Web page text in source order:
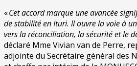
«Cet accord marque une avancée
de stabilité en Ituri. Il ouvre la voie à
vers la réconciliation, la sécurité et le
déclaré Mme Vivian van de Perre,
adjointe du Secrétaire général des